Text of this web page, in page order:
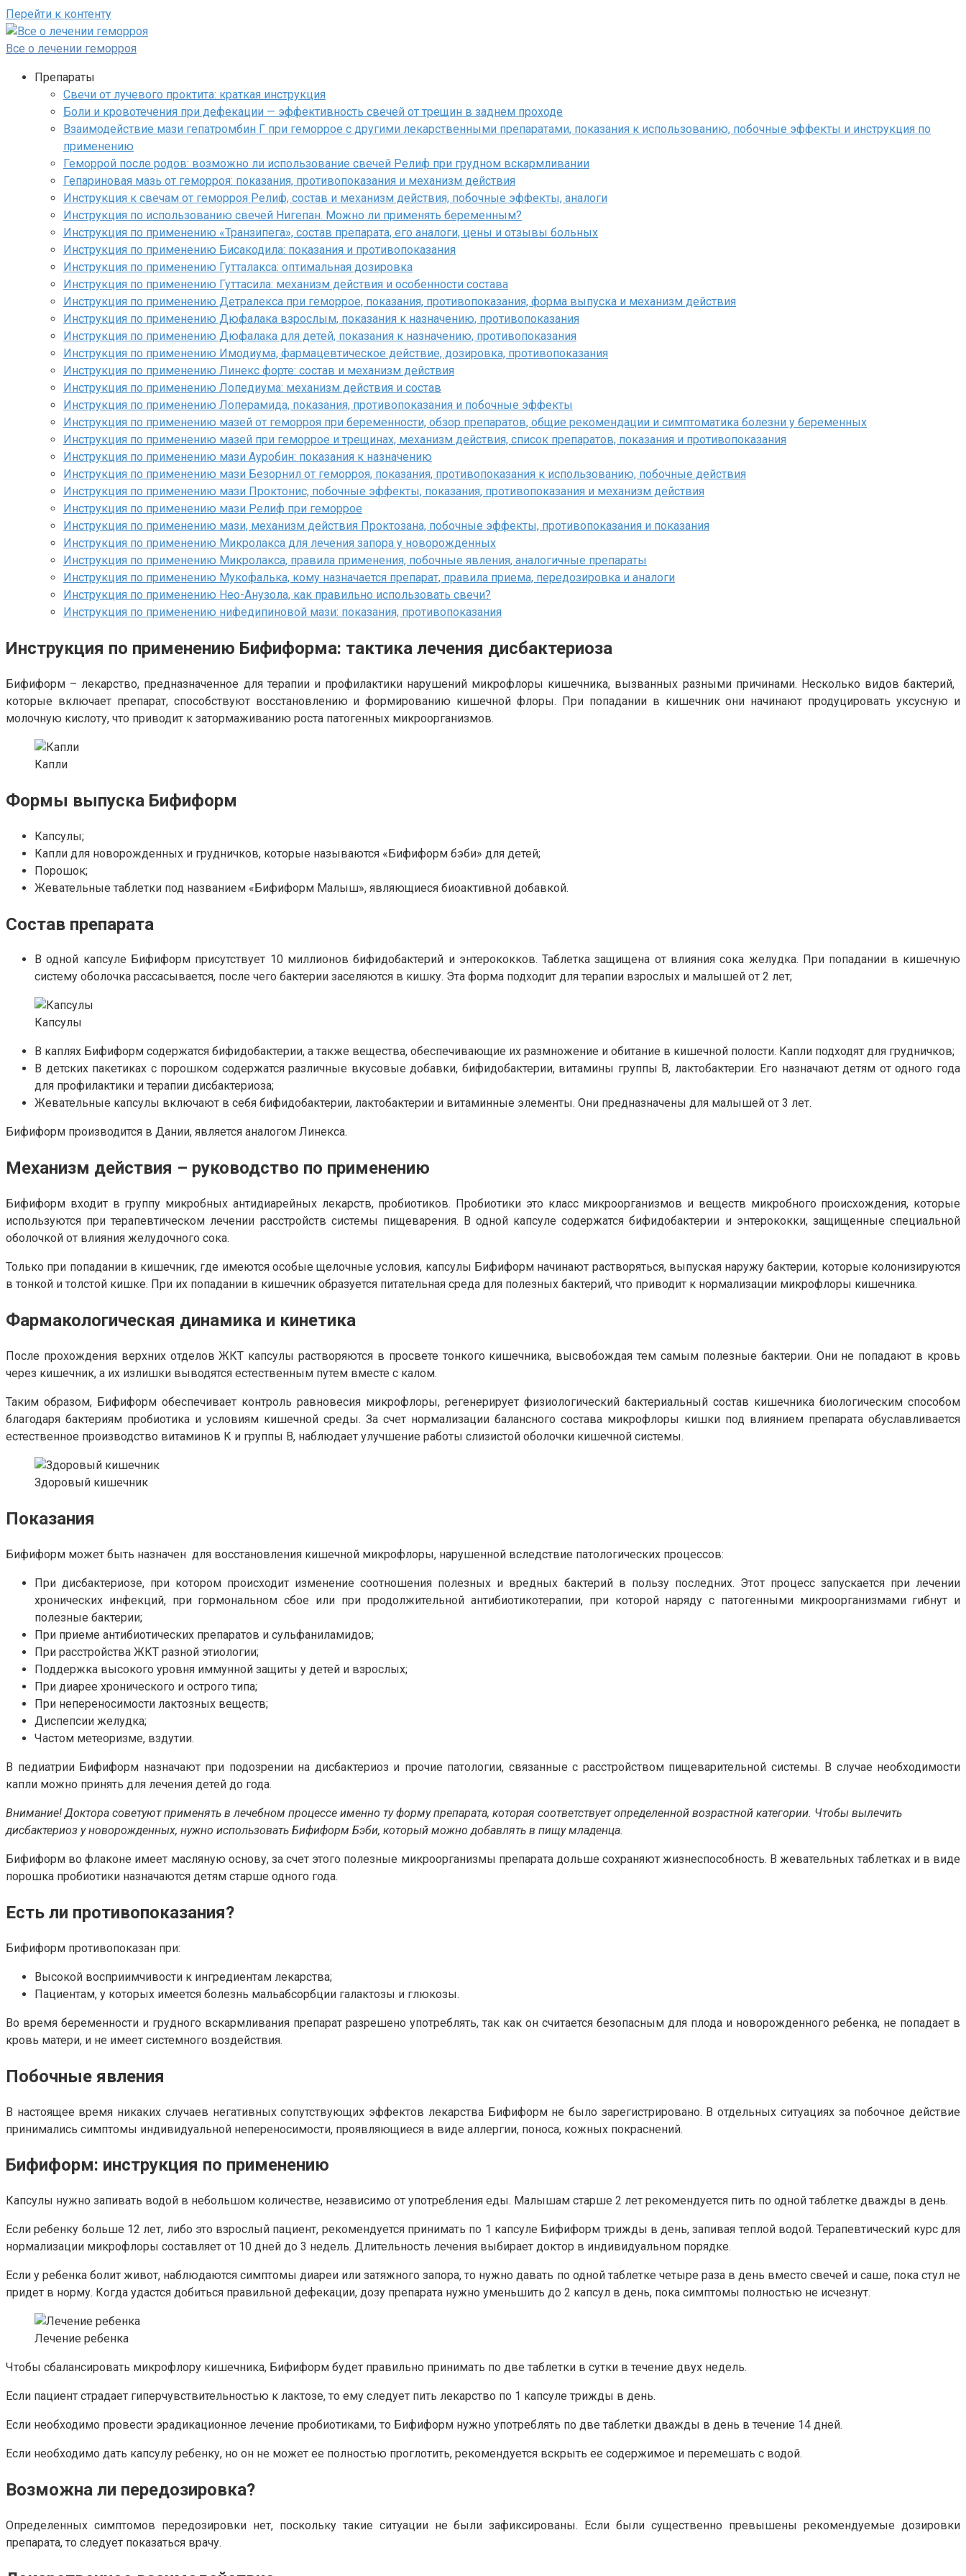
Перейти к контенту
Все о лечении геморроя
Препараты
Cвечи от лучевого проктита: краткая инструкция
Боли и кровотечения при дефекации — эффективность свечей от трещин в заднем проходе
Взаимодействие мази гепатромбин Г при геморрое с другими лекарственными препаратами, показания к использованию, побочные эффекты и инструкция по
применению
Геморрой после родов: возможно ли использование свечей Релиф при грудном вскармливании
Гепариновая мазь от геморроя: показания, противопоказания и механизм действия
Инструкция к свечам от геморроя Релиф, состав и механизм действия, побочные эффекты, аналоги
Инструкция по использованию свечей Нигепан. Можно ли применять беременным?
Инструкция по применению «Транзипега», состав препарата, его аналоги, цены и отзывы больных
Инструкция по применению Бисакодила: показания и противопоказания
Инструкция по применению Гутталакса: оптимальная дозировка
Инструкция по применению Гуттасила: механизм действия и особенности состава
Инструкция по применению Детралекса при геморрое, показания, противопоказания, форма выпуска и механизм действия
Инструкция по применению Дюфалака взрослым, показания к назначению, противопоказания
Инструкция по применению Дюфалака для детей, показания к назначению, противопоказания
Инструкция по применению Имодиума, фармацевтическое действие, дозировка, противопоказания
Инструкция по применению Линекс форте: состав и механизм действия
Инструкция по применению Лопедиума: механизм действия и состав
Инструкция по применению Лоперамида, показания, противопоказания и побочные эффекты
Инструкция по применению мазей от геморроя при беременности, обзор препаратов, общие рекомендации и симптоматика болезни у беременных
Инструкция по применению мазей при геморрое и трещинах, механизм действия, список препаратов, показания и противопоказания
Инструкция по применению мази Ауробин: показания к назначению
Инструкция по применению мази Безорнил от геморроя, показания, противопоказания к использованию, побочные действия
Инструкция по применению мази Проктонис, побочные эффекты, показания, противопоказания и механизм действия
Инструкция по применению мази Релиф при геморрое
Инструкция по применению мази, механизм действия Проктозана, побочные эффекты, противопоказания и показания
Инструкция по применению Микролакса для лечения запора у новорожденных
Инструкция по применению Микролакса, правила применения, побочные явления, аналогичные препараты
Инструкция по применению Мукофалька, кому назначается препарат, правила приема, передозировка и аналоги
Инструкция по применению Нео-Анузола, как правильно использовать свечи?
Инструкция по применению нифедипиновой мази: показания, противопоказания
Инструкция по применению Бифиформа: тактика лечения дисбактериоза
Бифиформ – лекарство, предназначенное для терапии и профилактики нарушений микрофлоры кишечника, вызванных разными причинами. Несколько видов бактерий,
которые включает препарат, способствуют восстановлению и формированию кишечной флоры. При попадании в кишечник они начинают продуцировать уксусную и
молочную кислоту, что приводит к затормаживанию роста патогенных микроорганизмов.
Капли
Формы выпуска Бифиформ
Капсулы;
Капли для новорожденных и грудничков, которые называются «Бифиформ бэби» для детей;
Порошок;
Жевательные таблетки под названием «Бифиформ Малыш», являющиеся биоактивной добавкой.
Состав препарата
В одной капсуле Бифиформ присутствует 10 миллионов бифидобактерий и энтерококков. Таблетка защищена от влияния сока желудка. При попадании в кишечную
систему оболочка рассасывается, после чего бактерии заселяются в кишку. Эта форма подходит для терапии взрослых и малышей от 2 лет;
Капсулы
В каплях Бифиформ содержатся бифидобактерии, а также вещества, обеспечивающие их размножение и обитание в кишечной полости. Капли подходят для грудничков;
В детских пакетиках с порошком содержатся различные вкусовые добавки, бифидобактерии, витамины группы В, лактобактерии. Его назначают детям от одного года
для профилактики и терапии дисбактериоза;
Жевательные капсулы включают в себя бифидобактерии, лактобактерии и витаминные элементы. Они предназначены для малышей от 3 лет.
Бифиформ производится в Дании, является аналогом Линекса.
Механизм действия – руководство по применению
Бифиформ входит в группу микробных антидиарейных лекарств, пробиотиков. Пробиотики это класс микроорганизмов и веществ микробного происхождения, которые
используются при терапевтическом лечении расстройств системы пищеварения. В одной капсуле содержатся бифидобактерии и энтерококки, защищенные специальной
оболочкой от влияния желудочного сока.
Только при попадании в кишечник, где имеются особые щелочные условия, капсулы Бифиформ начинают растворяться, выпуская наружу бактерии, которые колонизируются
в тонкой и толстой кишке. При их попадании в кишечник образуется питательная среда для полезных бактерий, что приводит к нормализации микрофлоры кишечника.
Фармакологическая динамика и кинетика
После прохождения верхних отделов ЖКТ капсулы растворяются в просвете тонкого кишечника, высвобождая тем самым полезные бактерии. Они не попадают в кровь
через кишечник, а их излишки выводятся естественным путем вместе с калом.
Таким образом, Бифиформ обеспечивает контроль равновесия микрофлоры, регенерирует физиологический бактериальный состав кишечника биологическим способом
благодаря бактериям пробиотика и условиям кишечной среды. За счет нормализации балансного состава микрофлоры кишки под влиянием препарата обуславливается
естественное производство витаминов К и группы В, наблюдает улучшение работы слизистой оболочки кишечной системы.
Здоровый кишечник
Показания
Бифиформ может быть назначен для восстановления кишечной микрофлоры, нарушенной вследствие патологических процессов:
При дисбактериозе, при котором происходит изменение соотношения полезных и вредных бактерий в пользу последних. Этот процесс запускается при лечении
хронических инфекций, при гормональном сбое или при продолжительной антибиотикотерапии, при которой наряду с патогенными микроорганизмами гибнут и
полезные бактерии;
При приеме антибиотических препаратов и сульфаниламидов;
При расстройства ЖКТ разной этиологии;
Поддержка высокого уровня иммунной защиты у детей и взрослых;
При диарее хронического и острого типа;
При непереносимости лактозных веществ;
Диспепсии желудка;
Частом метеоризме, вздутии.
В педиатрии Бифиформ назначают при подозрении на дисбактериоз и прочие патологии, связанные с расстройством пищеварительной системы. В случае необходимости
капли можно принять для лечения детей до года.
Внимание! Доктора советуют применять в лечебном процессе именно ту форму препарата, которая соответствует определенной возрастной категории. Чтобы вылечить
дисбактериоз у новорожденных, нужно использовать Бифиформ Бэби, который можно добавлять в пищу младенца.
Бифиформ во флаконе имеет масляную основу, за счет этого полезные микроорганизмы препарата дольше сохраняют жизнеспособность. В жевательных таблетках и в виде
порошка пробиотики назначаются детям старше одного года.
Есть ли противопоказания?
Бифиформ противопоказан при:
Высокой восприимчивости к ингредиентам лекарства;
Пациентам, у которых имеется болезнь мальабсорбции галактозы и глюкозы.
Во время беременности и грудного вскармливания препарат разрешено употреблять, так как он считается безопасным для плода и новорожденного ребенка, не попадает в
кровь матери, и не имеет системного воздействия.
Побочные явления
В настоящее время никаких случаев негативных сопутствующих эффектов лекарства Бифиформ не было зарегистрировано. В отдельных ситуациях за побочное действие
принимались симптомы индивидуальной непереносимости, проявляющиеся в виде аллергии, поноса, кожных покраснений.
Бифиформ: инструкция по применению
Капсулы нужно запивать водой в небольшом количестве, независимо от употребления еды. Малышам старше 2 лет рекомендуется пить по одной таблетке дважды в день.
Если ребенку больше 12 лет, либо это взрослый пациент, рекомендуется принимать по 1 капсуле Бифиформ трижды в день, запивая теплой водой. Терапевтический курс для
нормализации микрофлоры составляет от 10 дней до 3 недель. Длительность лечения выбирает доктор в индивидуальном порядке.
Если у ребенка болит живот, наблюдаются симптомы диареи или затяжного запора, то нужно давать по одной таблетке четыре раза в день вместо свечей и саше, пока стул не
придет в норму. Когда удастся добиться правильной дефекации, дозу препарата нужно уменьшить до 2 капсул в день, пока симптомы полностью не исчезнут.
Лечение ребенка
Чтобы сбалансировать микрофлору кишечника, Бифиформ будет правильно принимать по две таблетки в сутки в течение двух недель.
Если пациент страдает гиперчувствительностью к лактозе, то ему следует пить лекарство по 1 капсуле трижды в день.
Если необходимо провести эрадикационное лечение пробиотиками, то Бифиформ нужно употреблять по две таблетки дважды в день в течение 14 дней.
Если необходимо дать капсулу ребенку, но он не может ее полностью проглотить, рекомендуется вскрыть ее содержимое и перемешать с водой.
Возможна ли передозировка?
Определенных симптомов передозировки нет, поскольку такие ситуации не были зафиксированы. Если были существенно превышены рекомендуемые дозировки
препарата, то следует показаться врачу.